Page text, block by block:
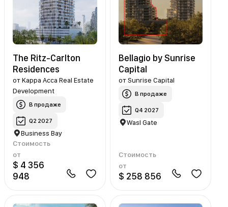
The Ritz-Carlton
Residences
отKappa Acca Real Estate
Development
В продаже
Q2 2027
Business Bay
Стоимость
от
$ 4 356
948
Bellagio by Sunrise
Capital
от Sunrise Capital
В продаже
Q4 2027
Wasl Gate
Стоимость
от
$ 258 856